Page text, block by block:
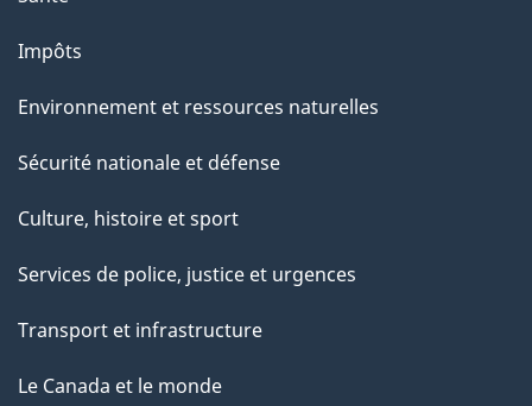
Impôts
Environnement et ressources naturelles
Sécurité nationale et défense
Culture, histoire et sport
Services de police, justice et urgences
Transport et infrastructure
Le Canada et le monde